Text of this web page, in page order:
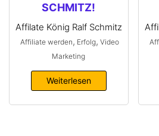
SCHMITZ!
Affilate König Ralf Schmitz
Affiliate werden, Erfolg, Video
Marketing
Weiterlesen